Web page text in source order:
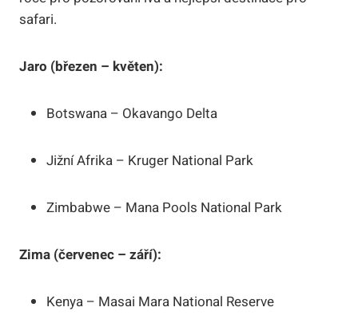
safari.
Jaro (březen – květen):
Botswana – Okavango Delta
Jižní Afrika – Kruger National Park
Zimbabwe – Mana Pools National Park
Zima (červenec – září):
Kenya – Masai Mara National Reserve